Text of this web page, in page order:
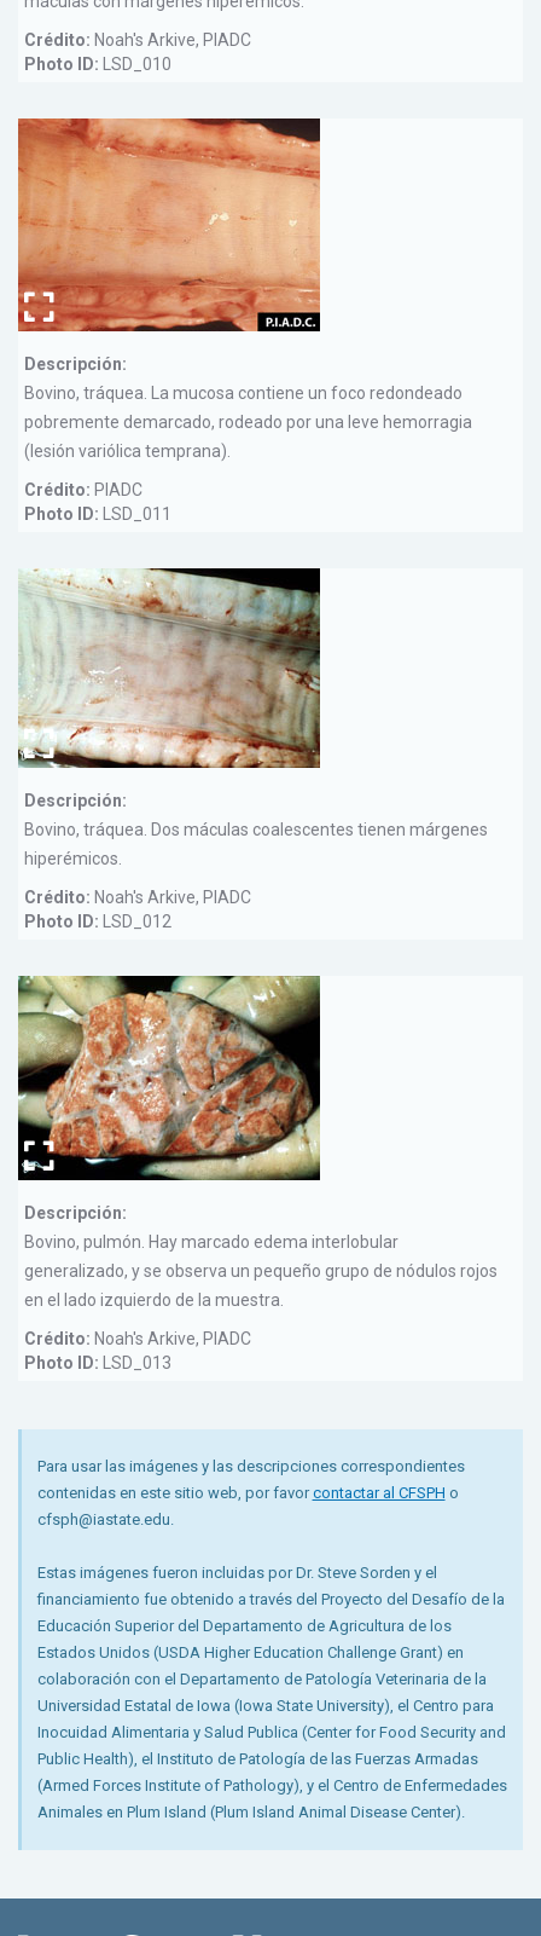
Crédito: Noah's Arkive, PIADC
Photo ID:
LSD_010
Descripción:
Bovino, tráquea. La mucosa contiene un foco redondeado
pobremente demarcado, rodeado por una leve hemorragia
(lesión variólica temprana).
Crédito: PIADC
Photo ID:
LSD_011
Descripción:
Bovino, tráquea. Dos máculas coalescentes tienen márgenes
hiperémicos.
Crédito: Noah's Arkive, PIADC
Photo ID:
LSD_012
Descripción:
Bovino, pulmón. Hay marcado edema interlobular
generalizado, y se observa un pequeño grupo de nódulos rojos
en el lado izquierdo de la muestra.
Crédito: Noah's Arkive, PIADC
Photo ID:
LSD_013
Para usar las imágenes y las descripciones correspondientes
contenidas en este sitio web, por favorcontactar al CFSPH o
cfsph@iastate.edu.
Estas imágenes fueron incluidas por Dr. Steve Sorden y el
financiamiento fue obtenido a través del Proyecto del Desafío de la
Educación Superior del Departamento de Agricultura de los
Estados Unidos (USDA Higher Education Challenge Grant) en
colaboración con el Departamento de Patología Veterinaria de la
Universidad Estatal de Iowa (Iowa State University), el Centro para
Inocuidad Alimentaria y Salud Publica (Center for Food Security and
Public Health), el Instituto de Patología de las Fuerzas Armadas
(Armed Forces Institute of Pathology), y el Centro de Enfermedades
Animales en Plum Island (Plum Island Animal Disease Center).